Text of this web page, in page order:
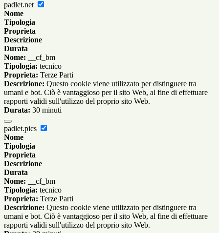
padlet.net
Nome
Tipologia
Proprieta
Descrizione
Durata
Nome: __cf_bm
Tipologia: tecnico
Proprieta: Terze Parti
Descrizione: Questo cookie viene utilizzato per distinguere tra
umani e bot. Ciò è vantaggioso per il sito Web, al fine di effettuare
rapporti validi sull'utilizzo del proprio sito Web.
Durata: 30 minuti
padlet.pics
Nome
Tipologia
Proprieta
Descrizione
Durata
Nome: __cf_bm
Tipologia: tecnico
Proprieta: Terze Parti
Descrizione: Questo cookie viene utilizzato per distinguere tra
umani e bot. Ciò è vantaggioso per il sito Web, al fine di effettuare
rapporti validi sull'utilizzo del proprio sito Web.